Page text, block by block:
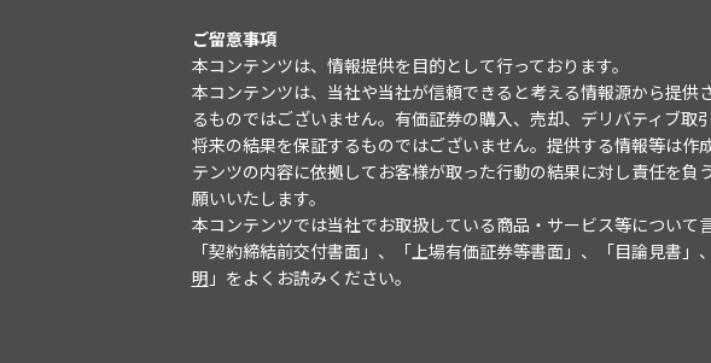
ご留意事項
本コンテンツは、情報提供を目的として行っております。
本コンテンツは、当社や当社が信頼できると考える情報源から提
るものではございません。有価証券の購入、売却、デリバティブ取
将来の結果を保証するものではございません。提供する情報等は
テンツの内容に依拠してお客様が取った行動の結果に対し責任を
願いいたします。
本コンテンツでは当社でお取扱している商品・サービス等につい
「契約締結前交付書面」、「上場有価証券等書面」、「目論見書
明 」をよくお読みください。